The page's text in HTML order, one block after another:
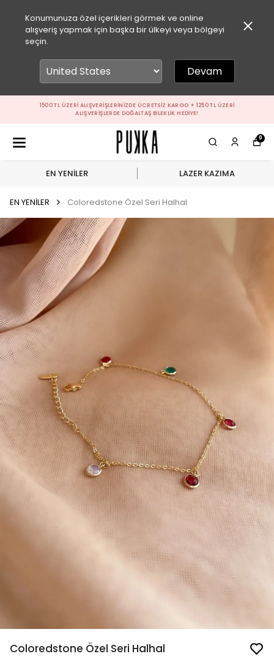
Konumunuza özel içerikleri görmek ve online
alışveriş yapmak için başka bir ülkeyi veya bölgeyi
seçin.
Devam
1500 TL ÜZERI ALIŞVERIŞLERINIZDE ÜCRETSIZ KARGO + 1250 TL ÜZERI
ALIŞVERIŞLERDE DOĞALTAŞ BILEKLIK HEDIYE!
0
EN YENİLER LAZER KAZIMA
EN YENİLER Coloredstone Özel Seri Halhal
Coloredstone Özel Seri Halhal